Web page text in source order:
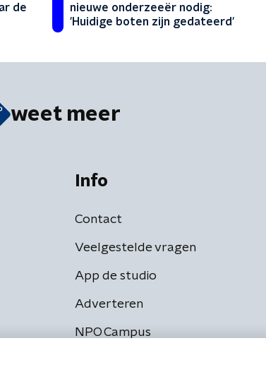
de
nieuwe onderzeeër nodig:
'Huidige boten zijn gedateerd'
weet meer
Info
Contact
Veelgestelde vragen
App de studio
Adverteren
NPO Campus